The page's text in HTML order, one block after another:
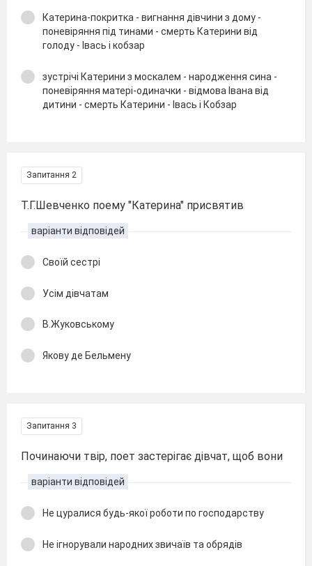
Катерина-покритка - вигнання дівчини з дому -
поневіряння під тинами - смерть Катерини від
голоду - Івась і кобзар
зустрічі Катерини з москалем - народження сина -
поневіряння матері-одиначки - відмова Івана від
дитини - смерть Катерини - Івась і Кобзар
Запитання 2
Т.Г.Шевченко поему "Катерина" присвятив
варіанти відповідей
Своїй сестрі
Усім дівчатам
В.Жуковському
Якову де Бельмену
Запитання 3
Починаючи твір, поет застерігає дівчат, щоб вони
варіанти відповідей
Не цуралися будь-якої роботи по господарству
Не ігнорували народних звичаїв та обрядів